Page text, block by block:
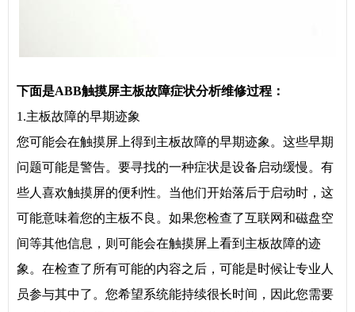
下面是ABB触摸屏主板故障症状分析维修过程：
1.主板故障的早期迹象
您可能会在触摸屏上得到主板故障的早期迹象。这些早期
问题可能是警告。要寻找的一种症状是设备启动缓慢。有
些人喜欢触摸屏的便利性。当他们开始落后于启动时，这
可能意味着您的主板不良。如果您检查了互联网和磁盘空
间等其他信息，则可能会在触摸屏上看到主板故障的迹
象。在检查了所有可能的内容之后，可能是时候让专业人
员参与其中了。您希望系统能持续很长时间，因此您需要